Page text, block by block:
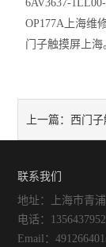
6AV3637-
OP177A 上海维
门子触摸屏上海
上一篇： 西门
联系我们
地址：上海市青
电话：
Email：